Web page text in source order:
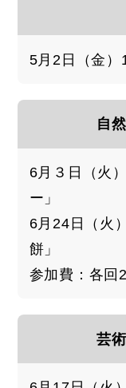
5月2日（金
自
6月３日（火
ー」
6月24日（
餅」
参加費：各回
芸